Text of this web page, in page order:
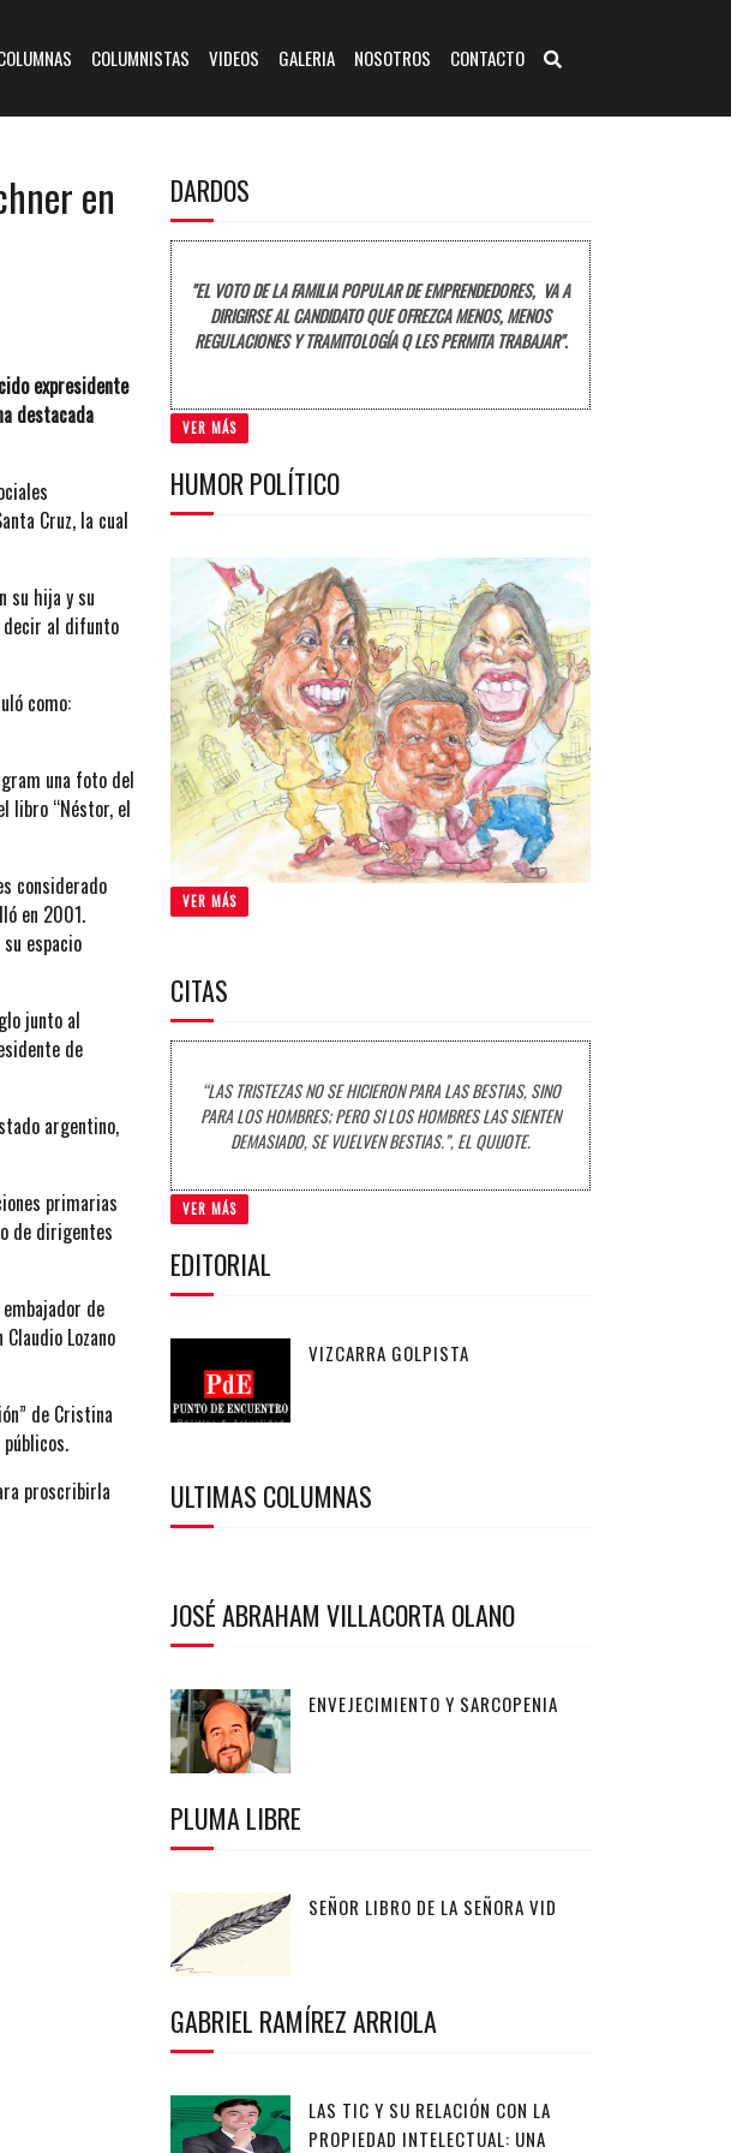
COLUMNISTAS VIDEOS GALERIA NOSOTROS CONTACTO
en
expresidente
destacada
Cruz, la cual
su hija y su
decir al difunto
como:
una foto del
libro “Néstor, el
considerado
en 2001.
espacio
junto al
de
argentino,
primarias
de dirigentes
de
Lozano
de Cristina
proscribirla
DARDOS
"EL VOTO DE LA FAMILIA POPULAR DE EMPRENDEDORES, VA A
DIRIGIRSE AL CANDIDATO QUE OFREZCA MENOS, MENOS
REGULACIONES Y TRAMITOLOGÍA Q LES PERMITA TRABAJAR".
VER MÁS
HUMOR POLÍTICO
VER MÁS
CITAS
“LAS TRISTEZAS NO SE HICIERON PARA LAS BESTIAS, SINO
PARA LOS HOMBRES; PERO SI LOS HOMBRES LAS SIENTEN
DEMASIADO, SE VUELVEN BESTIAS.”, EL QUIJOTE.
VER MÁS
EDITORIAL
VIZCARRA GOLPISTA
ULTIMAS COLUMNAS
JOSÉ ABRAHAM VILLACORTA OLANO
ENVEJECIMIENTO Y SARCOPENIA
PLUMA LIBRE
SEÑOR LIBRO DE LA SEÑORA VID
GABRIEL RAMÍREZ ARRIOLA
LAS TIC Y SU RELACIÓN CON LA
PROPIEDAD INTELECTUAL: UNA